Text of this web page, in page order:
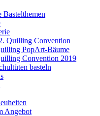
Bastelthemen
Quilling Convention
PopArt-Bäume
Convention 2019
basteln
Angebot